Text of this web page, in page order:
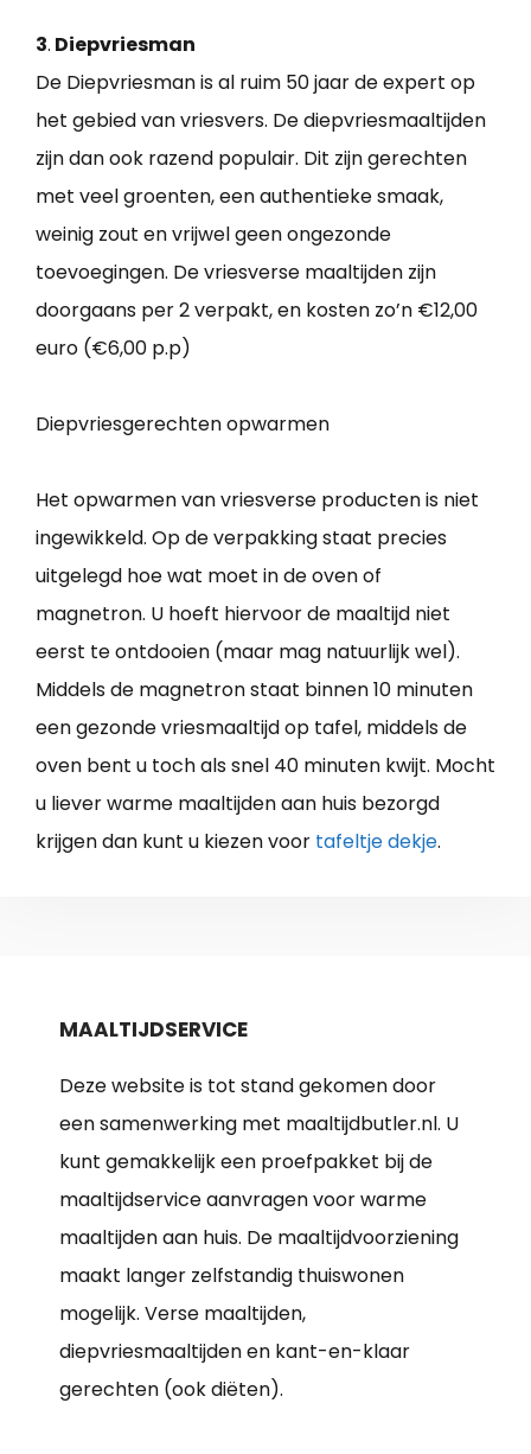
3. Diepvriesman
De Diepvriesman is al ruim 50 jaar de expert op
het gebied van vriesvers. De diepvriesmaaltijden
zijn dan ook razend populair. Dit zijn gerechten
met veel groenten, een authentieke smaak,
weinig zout en vrijwel geen ongezonde
toevoegingen. De vriesverse maaltijden zijn
doorgaans per 2 verpakt, en kosten zo’n €12,00
euro (€6,00 p.p)
Diepvriesgerechten opwarmen
Het opwarmen van vriesverse producten is niet
ingewikkeld. Op de verpakking staat precies
uitgelegd hoe wat moet in de oven of
magnetron. U hoeft hiervoor de maaltijd niet
eerst te ontdooien (maar mag natuurlijk wel).
Middels de magnetron staat binnen 10 minuten
een gezonde vriesmaaltijd op tafel, middels de
oven bent u toch als snel 40 minuten kwijt. Mocht
u liever warme maaltijden aan huis bezorgd
krijgen dan kunt u kiezen voor tafeltje dekje.
MAALTIJDSERVICE
Deze website is tot stand gekomen door
een samenwerking met maaltijdbutler.nl. U
kunt gemakkelijk een proefpakket bij de
maaltijdservice aanvragen voor warme
maaltijden aan huis. De maaltijdvoorziening
maakt langer zelfstandig thuiswonen
mogelijk. Verse maaltijden,
diepvriesmaaltijden en kant-en-klaar
gerechten (ook diëten).